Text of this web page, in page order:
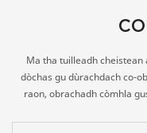
Ma tha tuilleadh
dòchas gu dùrachdach co-
raon, obrachadh còmhla